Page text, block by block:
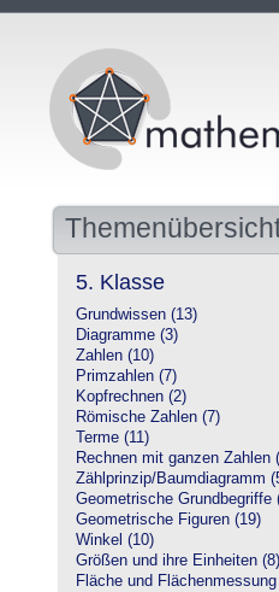
5. Klasse
Grundwissen (13)
Diagramme (3)
Zahlen (10)
Primzahlen (7)
Kopfrechnen (2)
Römische Zahlen (7)
Terme (11)
Rechnen mit ganzen Zahlen
Zählprinzip/Baumdiagramm
Geometrische Grundbegriffe
Geometrische Figuren (19)
Winkel (10)
Größen und ihre Einheiten (8)
Fläche und